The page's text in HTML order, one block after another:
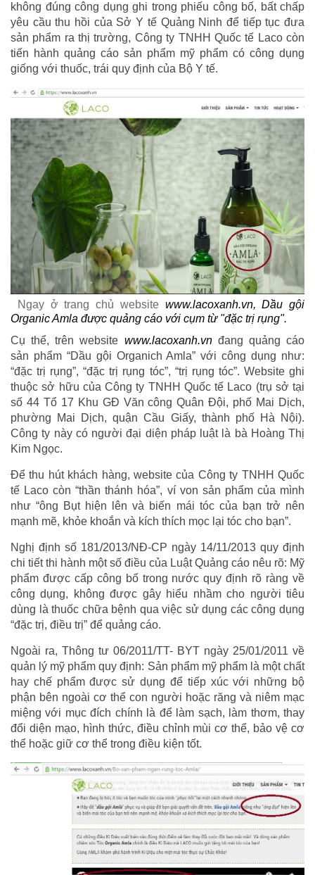
không đúng công dụng ghi trong phiếu công bố, bất chấp
yêu cầu thu hồi của Sở Y tế Quảng Ninh để tiếp tục đưa
sản phẩm ra thị trường, Công ty TNHH Quốc tế Laco còn
tiến hành quảng cáo sản phẩm mỹ phẩm có công dụng
giống với thuốc, trái quy định của Bộ Y tế.
Ngay ở trang chủ website www.lacoxanh.vn, Dầu gội
Organic Amla được quảng cáo với cụm từ "đặc trị rụng".
Cụ thể, trên website www.lacoxanh.vnđang quảng cáo
sản phẩm “Dầu gội Organich Amla” với công dụng như:
“đặc trị rụng”, “đặc trị rụng tóc”, “trị rụng tóc”. Website ghi
thuộc sở hữu của Công ty TNHH Quốc tế Laco (trụ sở tại
số 44 Tổ 17 Khu GĐ Văn công Quân Đội, phố Mai Dịch,
phường Mai Dịch, quận Cầu Giấy, thành phố Hà Nội).
Công ty này có người đại diện pháp luật là bà Hoàng Thị
Kim Ngọc.
Để thu hút khách hàng, website của Công ty TNHH Quốc
tế Laco còn “thần thánh hóa”, ví von sản phẩm của mình
như “ông Bụt hiện lên và biến mái tóc của bạn trở nên
mạnh mẽ, khỏe khoắn và kích thích mọc lại tóc cho bạn”.
Nghị định số 181/2013/NĐ-CP ngày 14/11/2013 quy định
chi tiết thi hành một số điều của Luật Quảng cáo nêu rõ: Mỹ
phẩm được cấp công bố trong nước quy định rõ ràng về
công dụng, không được gây hiểu nhầm cho người tiêu
dùng là thuốc chữa bệnh qua việc sử dụng các công dụng
“đặc trị, điều trị” để quảng cáo.
Ngoài ra, Thông tư 06/2011/TT- BYT ngày 25/01/2011 về
quản lý mỹ phẩm quy định: Sản phẩm mỹ phẩm là một chất
hay chế phẩm được sử dụng để tiếp xúc với những bộ
phận bên ngoài cơ thể con người hoặc răng và niêm mạc
miệng với mục đích chính là để làm sạch, làm thơm, thay
đổi diện mạo, hình thức, điều chỉnh mùi cơ thể, bảo vệ cơ
thể hoặc giữ cơ thể trong điều kiện tốt.